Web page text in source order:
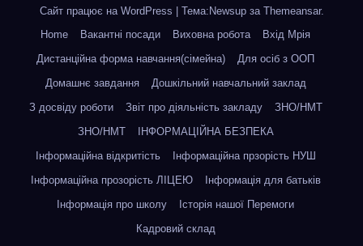
Сайт працює на WordPress Тема:Newsup за Themeansar.
Home
Вакантні посади Виховна робота
Вхід Мрія
Дистанційна форма навчання(сімейна)
Для осіб з ООП
Домашнє завдання
Дошкільний навчальний заклад
З досвіду роботи
Звіт про діяльність закладу
ЗНО/НМТ
ЗНО/НМТ
ІНФОРМАЦІЙНА БЕЗПЕКА
Інформаційна відкритість
Інформаційна прзорість НУШ
Інформаційна прозорість ЛІЦЕЮ
Інформація для батьків
Інформація про школу
Історія нашої Перемоги
Кадровий склад